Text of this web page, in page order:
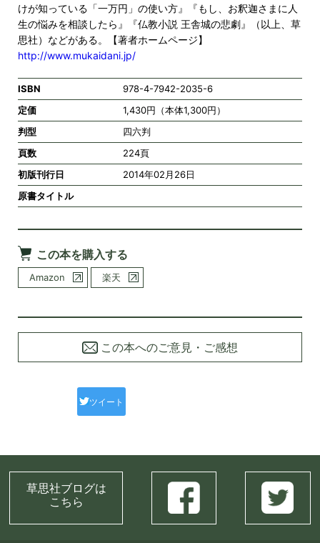
けが知っている「一万円」の使い方』『もし、お釈迦さまに人
生の悩みを相談したら』『仏教小説 王舎城の悲劇』（以上、草
思社）などがある。【著者ホームページ】
http://www.mukaidani.jp/
ISBN
978-4-7942-2035-6
定価
1,430円（本体1,300円）
判型
四六判
頁数
224頁
初版刊行日
2014年02月26日
原書タイトル
この本を購入する
Amazon 楽天
この本へのご意見・ご感想
ツイート
草思社ブログは
こちら